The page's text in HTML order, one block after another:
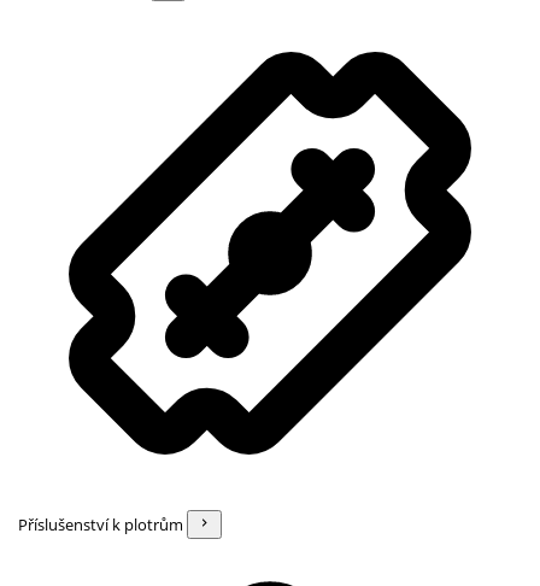
Příslušenství k plotrům